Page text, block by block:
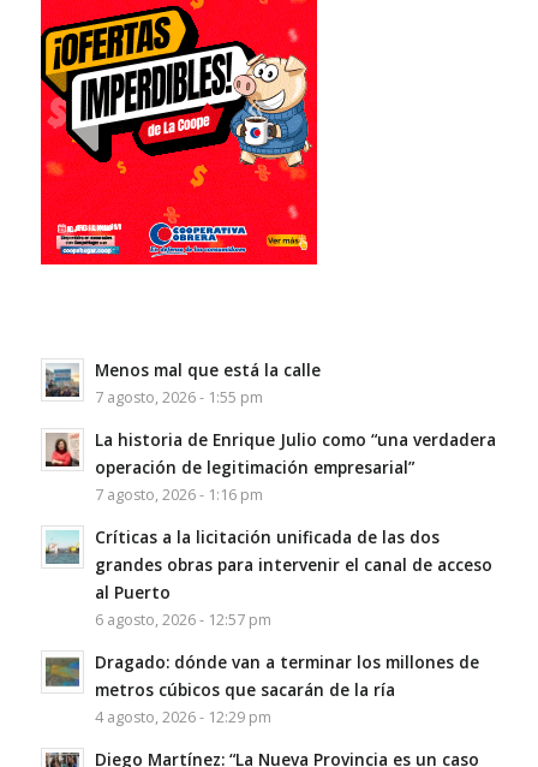
Menos mal que está la calle
7 agosto, 2026 - 1:55 pm
La historia de Enrique Julio como “una verdadera
operación de legitimación empresarial”
7 agosto, 2026 - 1:16 pm
Críticas a la licitación unificada de las dos
grandes obras para intervenir el canal de acceso
al Puerto
6 agosto, 2026 - 12:57 pm
Dragado: dónde van a terminar los millones de
metros cúbicos que sacarán de la ría
4 agosto, 2026 - 12:29 pm
Diego Martínez: “La Nueva Provincia es un caso